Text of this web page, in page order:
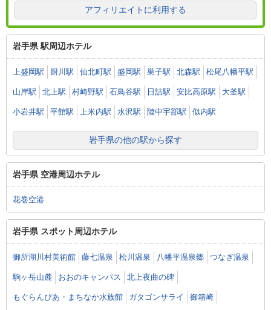
アフィリエイトに利用する
岩手県 駅周辺ホテル
上盛岡駅 厨川駅 仙北町駅 盛岡駅 巣子駅 北森駅 松尾八幡平駅
山岸駅 北上駅 村崎野駅 石鳥谷駅 日詰駅 安比高原駅 大釜駅
小岩井駅 平館駅 上米内駅 水沢駅 陸中宇部駅 似内駅
岩手県の他の駅から探す
岩手県 空港周辺ホテル
花巻空港
岩手県 スポット周辺ホテル
御所湖川村美術館 藤七温泉 松川温泉 八幡平温泉郷 つなぎ温泉
駒ヶ岳山麓 おおのキャンパス 北上夜曲の碑
もぐらんぴあ・まちなか水族館 ガタゴンサライ 御箱崎